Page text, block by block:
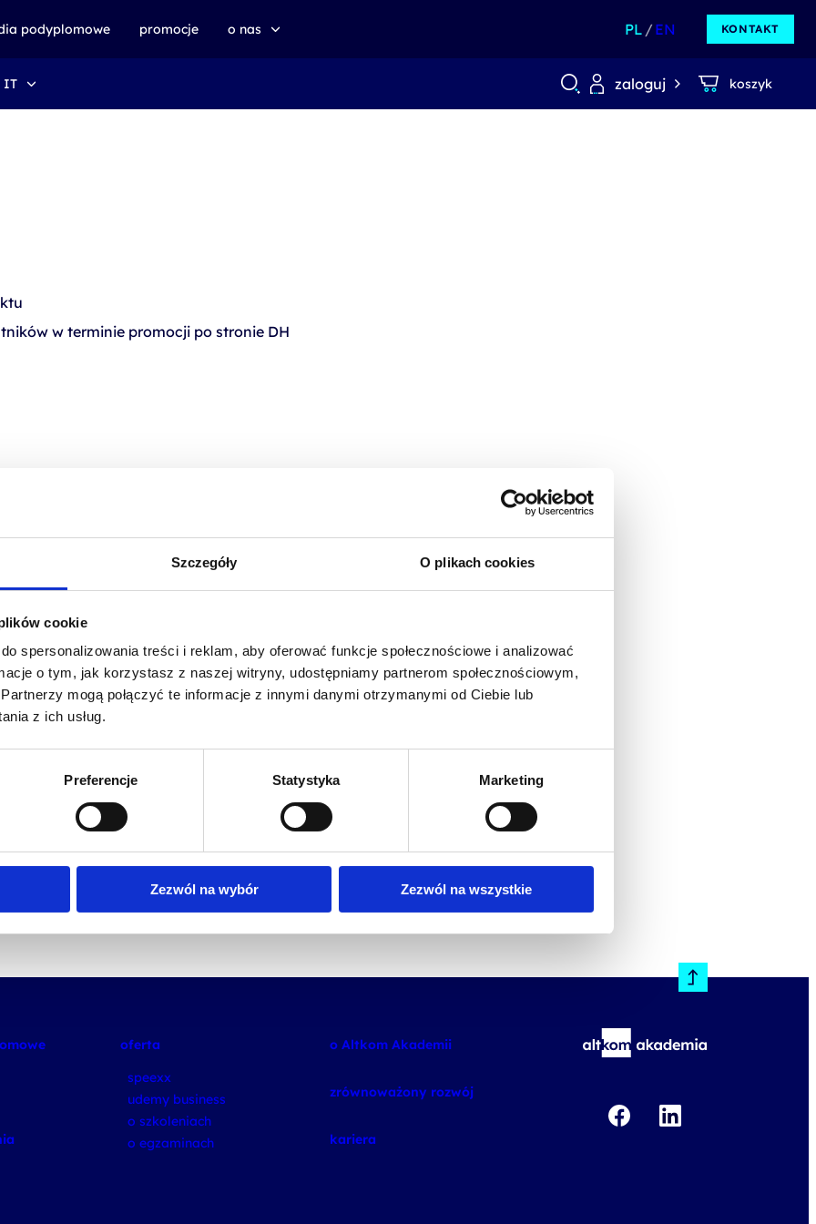
Szczegóły O plikach cookies
cookie
spersonalizowania treści i reklam, aby oferować funkcje społecznościowe i analizować
o tym, jak korzystasz z naszej witryny, udostępniamy partnerom społecznościowym,
mogą połączyć te informacje z innymi danymi otrzymanymi od Ciebie lub
z ich usług.
Preferencje Statystyka Marketing
Zezwól na wybór Zezwól na wszystkie
podyplomowe promocje o nas PL EN KONTAKT
IT zaloguj koszyk
w terminie promocji po stronie DH
PMI
Zarządzanie projektami wg
standardu PMI®/PMBoK®; podejście
praktyczne
kod szkolenia: ZP-PMI / PL DL 3d
PL
2 000,00PLN
+ 23% VAT (
oferta
speexx
udemy business
o szkoleniach
o egzaminach
o Altkom Akademii
zrównoważony rozwój
kariera